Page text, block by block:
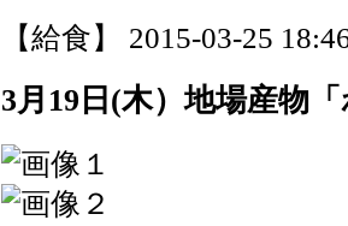
【給食】 2015-03-25
3月19日(木）地場産物